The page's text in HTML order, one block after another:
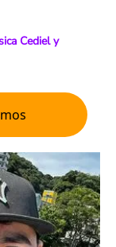
Cediel y